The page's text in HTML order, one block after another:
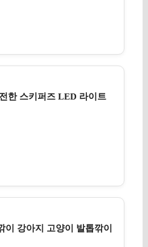
한 스키퍼즈 LED 라이트
이 강아지 고양이 발톱깎이